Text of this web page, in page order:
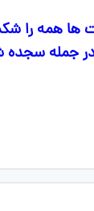
ها همه را
سجده